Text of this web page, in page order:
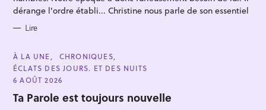
S
dérange l'ordre établi... Christine nous parle de son essentiel
Lire
C
A
T
E
G
O
R
À LA UNE
CHRONIQUES
ÉCLATS DES JOURS. ET DES NUITS
6 AOÛT 2026
Ta Parole est toujours nouvelle